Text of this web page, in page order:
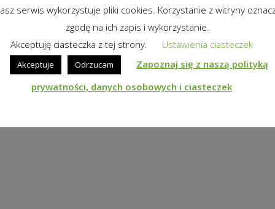
serwis wykorzystuje pliki cookies. Korzystanie z witryny
zgodę na ich zapis i wykorzystanie.
Akceptuję ciasteczka z tej strony.
Ustawienia ciasteczek
Akceptuje Odrzucam
Zapoznaj się z naszą polityką
prywatności, danych osobowych i ciasteczek